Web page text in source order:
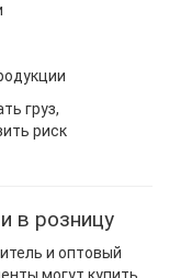
груз,
риск
в розницу
и оптовый